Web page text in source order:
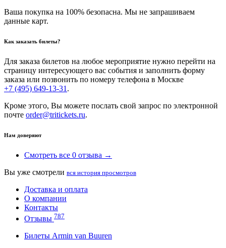
Ваша покупка на 100% безопасна. Мы не запрашиваем
данные карт.
Как заказать билеты?
Для заказа билетов на любое мероприятие нужно перейти на
страницу интересующего вас события и заполнить форму
заказа или позвонить по номеру телефона в Москве
+7 (495) 649-13-31 .
Кроме этого, Вы можете послать свой запрос по электронной
почте order@tritickets.ru.
Нам доверяют
Смотреть все 0 отзыва →
Вы уже смотрели вся история просмотров
Доставка и оплата
О компании
Контакты
Отзывы 787
Билеты Armin van Buuren